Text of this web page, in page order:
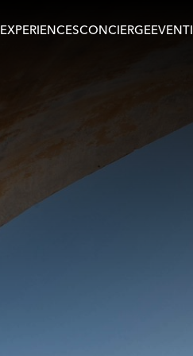
EXPERIENCESCONCIERGEEVENTI